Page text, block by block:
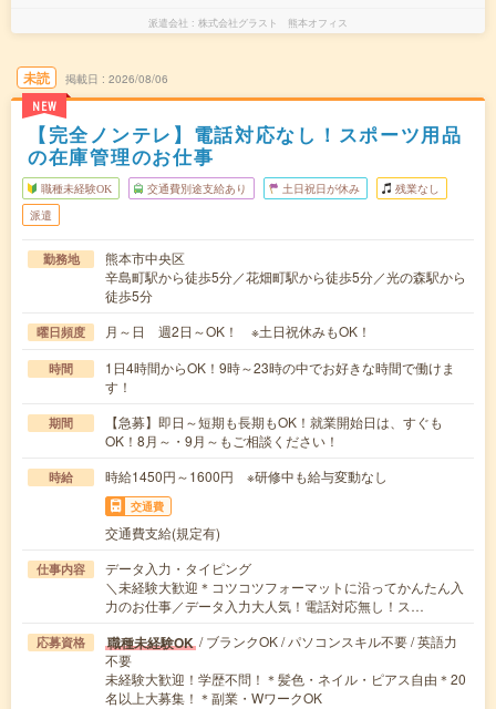
派遣会社 株式会社グラスト 熊本オフィス
未読
NEW
掲載日 2026/08/06
【完全ノンテレ】電話対応なし！スポーツ用品
の在庫管理のお仕事
職種未経験OK 交通費別途支給あり 土日祝日が休み 残業なし
派遣
勤務地
熊本市中央区
辛島町駅から徒歩5分／花畑町駅から徒歩5分／光の森駅から
徒歩5分
曜日頻度 月～日 週2日～OK！ ※土日祝休みもOK！
時間
1日4時間からOK！9時～23時の中でお好きな時間で働けま
す！
期間
【急募】即日～短期も長期もOK！就業開始日は、すぐも
OK！8月～・9月～もご相談ください！
時給 時給1450円～1600円 ※研修中も給与変動なし
交通費
交通費支給(規定有)
仕事内容
データ入力・タイピング
＼未経験大歓迎＊コツコツフォーマットに沿ってかんたん入
力のお仕事／データ入力大人気！電話対応無し！ス…
応募資格 職種未経験OK / ブランクOK / パソコンスキル不要 / 英語力
不要
未経験大歓迎！学歴不問！＊髪色・ネイル・ピアス自由＊20
名以上大募集！＊副業・WワークOK